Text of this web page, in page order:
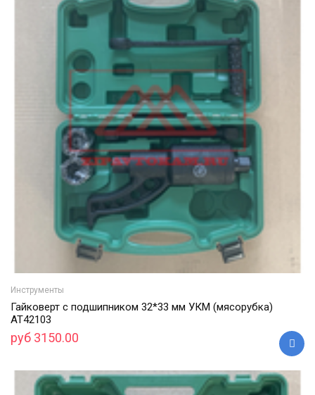
Инструменты
Гайковерт с подшипником 32*33 мм УКМ (мясорубка)
АТ42103
руб 3150.00